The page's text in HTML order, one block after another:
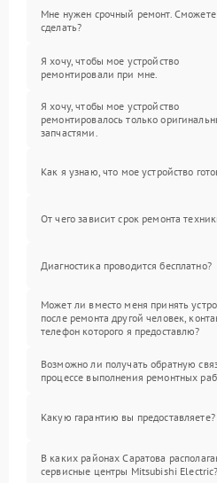
Мне нужен срочный ремонт. Сможете
сделать?
Я хочу, чтобы мое устройство
ремонтировали при мне.
Я хочу, чтобы мое устройство
ремонтировалось только
запчастями.
Как я узнаю, что мое устройство
От чего зависит срок ремонта
Диагностика проводится бесплатно?
Может ли вместо меня принять
после ремонта другой человек,
телефон которого я предоставлю?
Возможно ли получать обратную
процессе выполнения ремонтных
Какую гарантию вы предоставляете?
В каких районах Саратова
сервисные центры Mitsubishi Electric?